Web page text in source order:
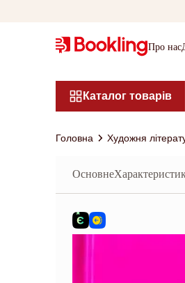
Про нас
Каталог товарів
Головна Художня
Основне